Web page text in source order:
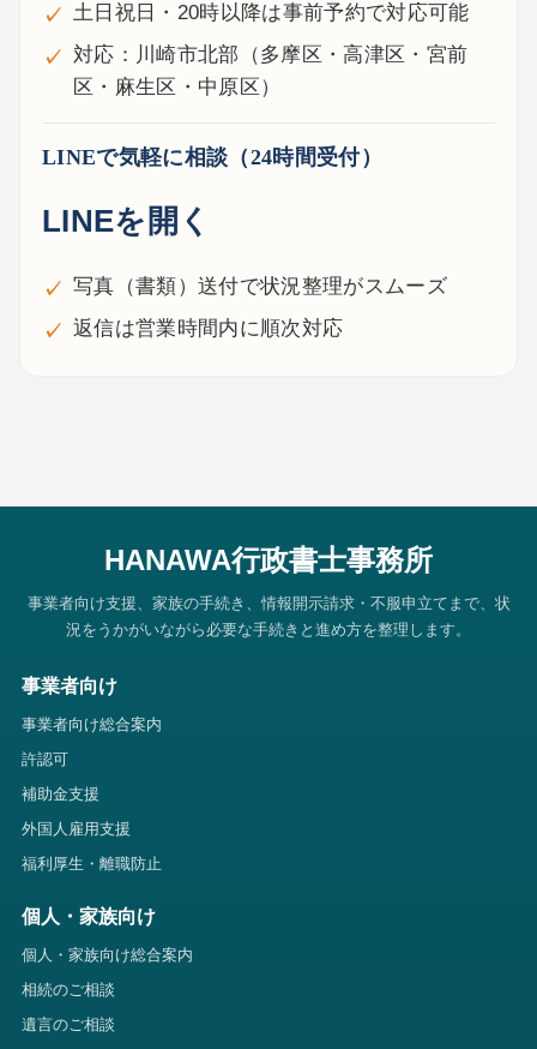
土日祝日・20時以降は事前予約で対応可能
対応：川崎市北部（多摩区・高津区・宮前
区・麻生区・中原区）
LINEで気軽に相談（24時間受付）
LINEを開く
写真（書類）送付で状況整理がスムーズ
返信は営業時間内に順次対応
HANAWA行政書士事務所
事業者向け支援、家族の手続き、情報開示請求・不服申立てまで、状
況をうかがいながら必要な手続きと進め方を整理します。
事業者向け
事業者向け総合案内
許認可
補助金支援
外国人雇用支援
福利厚生・離職防止
個人・家族向け
個人・家族向け総合案内
相続のご相談
遺言のご相談